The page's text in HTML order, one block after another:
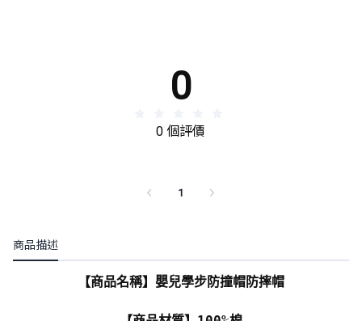
0
0 個評價
1
商品描述
【商品名稱】嬰兒學步防撞帽防摔帽